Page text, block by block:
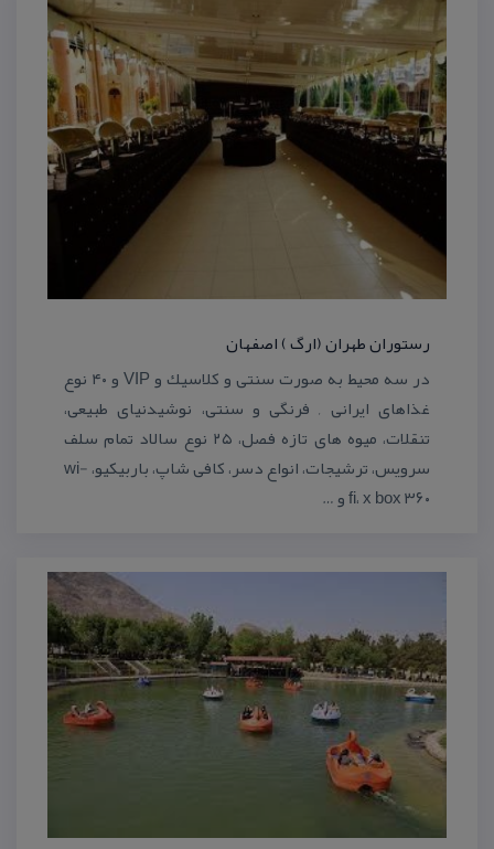
رستوران طهران (ارگ ) اصفهان
در سه محیط به صورت سنتی و كلاسیك و VIP و ۴۰ نوع
غذاهای ایرانی , فرنگی و سنتی، نوشیدنیای طبیعی،
تنقلات، میوه های تازه فصل، ۲۵ نوع سالاد تمام سلف
سرویس، ترشیجات، انواع دسر، كافی شاپ، باربیكیو، wi-
fi، x box ۳۶۰ و …